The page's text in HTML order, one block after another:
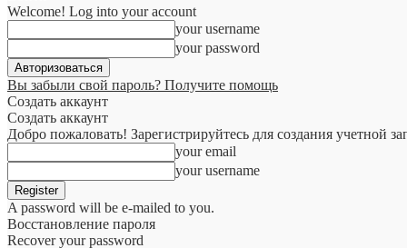
Welcome! Log into your account
your username
your password
Вы забыли свой пароль? Получите помощь
Создать аккаунт
Создать аккаунт
Добро пожаловать! Зарегистрируйтесь для создания учетной
your email
your username
A password will be e-mailed to you.
Восстановление пароля
Recover your password